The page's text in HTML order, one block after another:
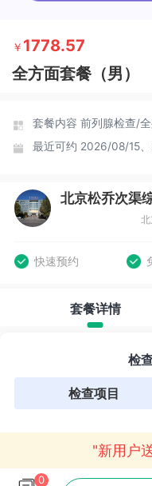
￥ 1778.57
全方面套餐（男）
套餐内容 前列腺检查/
最近可约 2026/08/15
快速预约
套餐详情
检
检查项目
"新用户
0